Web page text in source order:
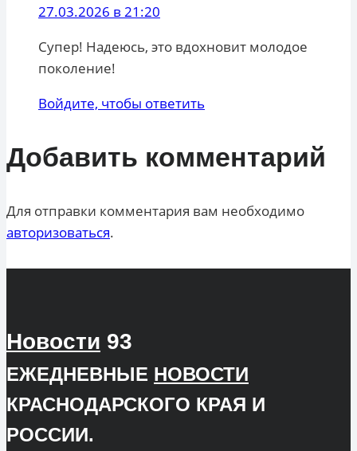
27.03.2026 в 21:20
Супер! Надеюсь, это вдохновит молодое
поколение!
Войдите, чтобы ответить
Добавить комментарий
Для отправки комментария вам необходимо
авторизоваться.
Новости 93
ЕЖЕДНЕВНЫЕ НОВОСТИ
КРАСНОДАРСКОГО КРАЯ И
РОССИИ.